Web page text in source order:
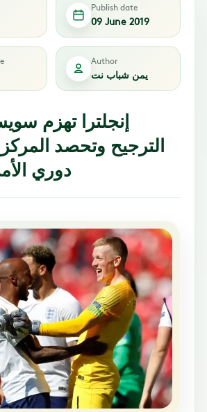
Publish date
09 June 2019
Author
يمن شباب نت
إنجلترا تهزم
الترجيح وتحصد
دوري